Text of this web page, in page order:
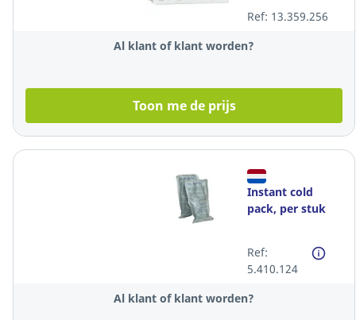
Ref: 13.359.256
Al klant of klant worden?
Toon me de prijs
Instant cold
pack, per stuk
Ref:
5.410.124
Al klant of klant worden?